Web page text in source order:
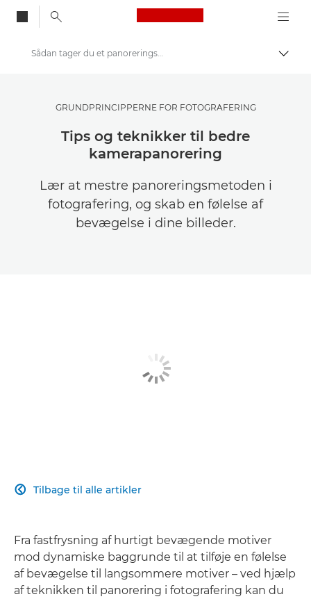
Canon Logo, back
Skift
Bliv inspireret | Tips til fotografering og print og købervejledninger
Tips og teknikker til fotografering og print
Sådan tager du et panoreringsbillede
GRUNDPRINCIPPERNE FOR FOTOGRAFERING
Tips og teknikker til bedre
kamerapanorering
Lær at mestre panoreringsmetoden i
fotografering, og skab en følelse af
bevægelse i dine billeder.
Tilbage til alle artikler

Fra fastfrysning af hurtigt bevægende motiver
mod dynamiske baggrunde til at tilføje en følelse
af bevægelse til langsommere motiver – ved hjælp
af teknikken til panorering i fotografering kan du